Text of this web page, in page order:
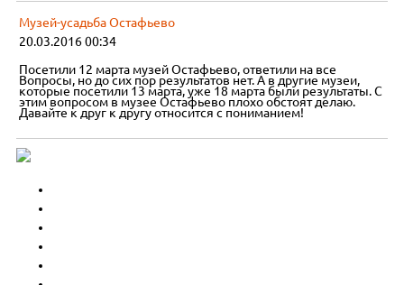
Музей-усадьба Остафьево
20.03.2016 00:34
Посетили 12 марта музей Остафьево, ответили на все
Вопросы, но до сих пор результатов нет. А в другие музеи,
которые посетили 13 марта, уже 18 марта были результаты. С
этим вопросом в музее Остафьево плохо обстоят делаю.
Давайте к друг к другу относится с пониманием!